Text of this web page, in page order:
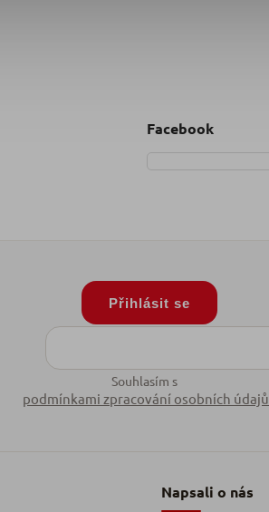
Facebook
Souhlasím s
podmínkami zpracování osobních údajů
Přihlásit se
Napsali o nás